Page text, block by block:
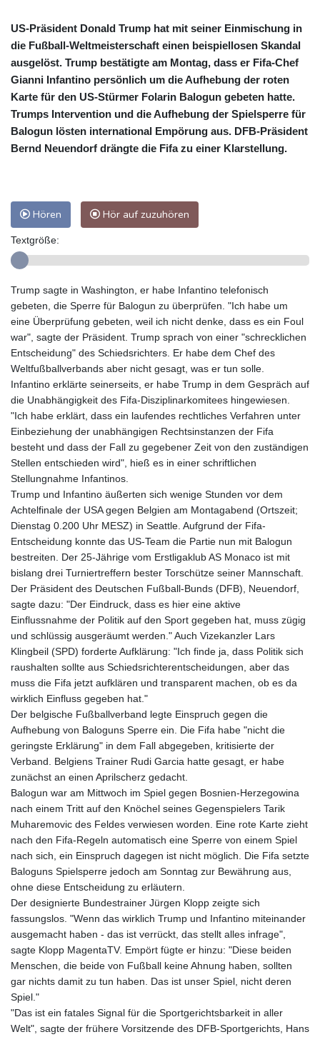
US-Präsident Donald Trump hat mit seiner Einmischung in
die Fußball-Weltmeisterschaft einen beispiellosen Skandal
ausgelöst. Trump bestätigte am Montag, dass er Fifa-Chef
Gianni Infantino persönlich um die Aufhebung der roten
Karte für den US-Stürmer Folarin Balogun gebeten hatte.
Trumps Intervention und die Aufhebung der Spielsperre für
Balogun lösten international Empörung aus. DFB-Präsident
Bernd Neuendorf drängte die Fifa zu einer Klarstellung.
Hören Hör auf zuzuhören
Textgröße:
Trump sagte in Washington, er habe Infantino telefonisch
gebeten, die Sperre für Balogun zu überprüfen. "Ich habe um
eine Überprüfung gebeten, weil ich nicht denke, dass es ein Foul
war", sagte der Präsident. Trump sprach von einer "schrecklichen
Entscheidung" des Schiedsrichters. Er habe dem Chef des
Weltfußballverbands aber nicht gesagt, was er tun solle.
Infantino erklärte seinerseits, er habe Trump in dem Gespräch auf
die Unabhängigkeit des Fifa-Disziplinarkomitees hingewiesen.
"Ich habe erklärt, dass ein laufendes rechtliches Verfahren unter
Einbeziehung der unabhängigen Rechtsinstanzen der Fifa
besteht und dass der Fall zu gegebener Zeit von den zuständigen
Stellen entschieden wird", hieß es in einer schriftlichen
Stellungnahme Infantinos.
Trump und Infantino äußerten sich wenige Stunden vor dem
Achtelfinale der USA gegen Belgien am Montagabend (Ortszeit;
Dienstag 0.200 Uhr MESZ) in Seattle. Aufgrund der Fifa-
Entscheidung konnte das US-Team die Partie nun mit Balogun
bestreiten. Der 25-Jährige vom Erstligaklub AS Monaco ist mit
bislang drei Turniertreffern bester Torschütze seiner Mannschaft.
Der Präsident des Deutschen Fußball-Bunds (DFB), Neuendorf,
sagte dazu: "Der Eindruck, dass es hier eine aktive
Einflussnahme der Politik auf den Sport gegeben hat, muss zügig
und schlüssig ausgeräumt werden." Auch Vizekanzler Lars
Klingbeil (SPD) forderte Aufklärung: "Ich finde ja, dass Politik sich
raushalten sollte aus Schiedsrichterentscheidungen, aber das
muss die Fifa jetzt aufklären und transparent machen, ob es da
wirklich Einfluss gegeben hat."
Der belgische Fußballverband legte Einspruch gegen die
Aufhebung von Baloguns Sperre ein. Die Fifa habe "nicht die
geringste Erklärung" in dem Fall abgegeben, kritisierte der
Verband. Belgiens Trainer Rudi Garcia hatte gesagt, er habe
zunächst an einen Aprilscherz gedacht.
Balogun war am Mittwoch im Spiel gegen Bosnien-Herzegowina
nach einem Tritt auf den Knöchel seines Gegenspielers Tarik
Muharemovic des Feldes verwiesen worden. Eine rote Karte zieht
nach den Fifa-Regeln automatisch eine Sperre von einem Spiel
nach sich, ein Einspruch dagegen ist nicht möglich. Die Fifa setzte
Baloguns Spielsperre jedoch am Sonntag zur Bewährung aus,
ohne diese Entscheidung zu erläutern.
Der designierte Bundestrainer Jürgen Klopp zeigte sich
fassungslos. "Wenn das wirklich Trump und Infantino miteinander
ausgemacht haben - das ist verrückt, das stellt alles infrage",
sagte Klopp MagentaTV. Empört fügte er hinzu: "Diese beiden
Menschen, die beide von Fußball keine Ahnung haben, sollten
gar nichts damit zu tun haben. Das ist unser Spiel, nicht deren
Spiel."
"Das ist ein fatales Signal für die Sportgerichtsbarkeit in aller
Welt", sagte der frühere Vorsitzende des DFB-Sportgerichts, Hans